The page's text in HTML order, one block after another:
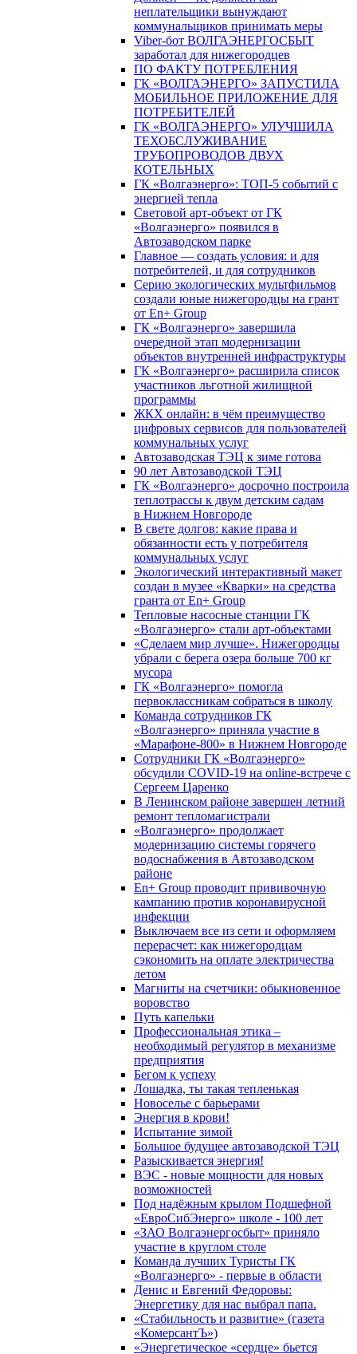
неплательщики вынуждают
коммунальщиков принимать меры
Viber-бот ВОЛГАЭНЕРГОСБЫТ
заработал для нижегородцев
ПО ФАКТУ ПОТРЕБЛЕНИЯ
ГК «ВОЛГАЭНЕРГО» ЗАПУСТИЛА
МОБИЛЬНОЕ ПРИЛОЖЕНИЕ ДЛЯ
ПОТРЕБИТЕЛЕЙ
ГК «ВОЛГАЭНЕРГО» УЛУЧШИЛА
ТЕХОБСЛУЖИВАНИЕ
ТРУБОПРОВОДОВ ДВУХ
КОТЕЛЬНЫХ
ГК «Волгаэнерго»: ТОП-5 событий с
энергией тепла
Световой арт-объект от ГК
«Волгаэнерго» появился в
Автозаводском парке
Главное — создать условия: и для
потребителей, и для сотрудников
Серию экологических мультфильмов
создали юные нижегородцы на грант
от En+ Group
ГК «Волгаэнерго» завершила
очередной этап модернизации
объектов внутренней инфраструктуры
ГК «Волгаэнерго» расширила список
участников льготной жилищной
программы
ЖКХ онлайн: в чём преимущество
цифровых сервисов для пользователей
коммунальных услуг
Автозаводская ТЭЦ к зиме готова
90 лет Автозаводской ТЭЦ
ГК «Волгаэнерго» досрочно построила
теплотрассы к двум детским садам
в Нижнем Новгороде
В свете долгов: какие права и
обязанности есть у потребителя
коммунальных услуг
Экологический интерактивный макет
создан в музее «Кварки» на средства
гранта от En+ Group
Тепловые насосные станции ГК
«Волгаэнерго» стали арт-объектами
«Сделаем мир лучше». Нижегородцы
убрали с берега озера больше 700 кг
мусора
ГК «Волгаэнерго» помогла
первоклассникам собраться в школу
Команда сотрудников ГК
«Волгаэнерго» приняла участие в
«Марафоне-800» в Нижнем Новгороде
Сотрудники ГК «Волгаэнерго»
обсудили COVID-19 на online-встрече с
Сергеем Царенко
В Ленинском районе завершен летний
ремонт тепломагистрали
«Волгаэнерго» продолжает
модернизацию системы горячего
водоснабжения в Автозаводском
районе
En+ Group проводит прививочную
кампанию против коронавирусной
инфекции
Выключаем все из сети и оформляем
перерасчет: как нижегородцам
сэкономить на оплате электричества
летом
Магниты на счетчики: обыкновенное
воровство
Путь капельки
Профессиональная этика –
необходимый регулятор в механизме
предприятия
Бегом к успеху
Лошадка, ты такая тепленькая
Новоселье с барьерами
Энергия в крови!
Испытание зимой
Большое будущее автозаводской ТЭЦ
Разыскивается энергия!
ВЭС - новые мощности для новых
возможностей
Под надёжным крылом Подшефной
«ЕвроСибЭнерго» школе - 100 лет
«ЗАО Волгаэнергосбыт» приняло
участие в круглом столе
Команда лучших Туристы ГК
«Волгаэнерго» - первые в области
Денис и Евгений Федоровы:
Энергетику для нас выбрал папа.
«Стабильность и развитие» (газета
«КомерсантЪ»)
«Энергетическое «сердце» бьется